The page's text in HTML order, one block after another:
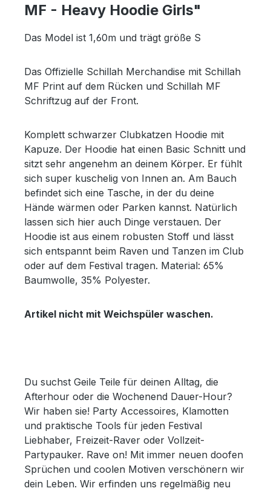
MF - Heavy Hoodie Girls"
Das Model ist 1,60m und trägt größe S
Das Offizielle Schillah Merchandise mit Schillah
MF Print auf dem Rücken und Schillah MF
Schriftzug auf der Front.
Komplett schwarzer Clubkatzen Hoodie mit
Kapuze. Der Hoodie hat einen Basic Schnitt und
sitzt sehr angenehm an deinem Körper. Er fühlt
sich super kuschelig von Innen an. Am Bauch
befindet sich eine Tasche, in der du deine
Hände wärmen oder Parken kannst. Natürlich
lassen sich hier auch Dinge verstauen. Der
Hoodie ist aus einem robusten Stoff und lässt
sich entspannt beim Raven und Tanzen im Club
oder auf dem Festival tragen. Material: 65%
Baumwolle, 35% Polyester.
Artikel nicht mit Weichspüler waschen.
Du suchst Geile Teile für deinen Alltag, die
Afterhour oder die Wochenend Dauer-Hour?
Wir haben sie! Party Accessoires, Klamotten
und praktische Tools für jeden Festival
Liebhaber, Freizeit-Raver oder Vollzeit-
Partypauker. Rave on! Mit immer neuen doofen
Sprüchen und coolen Motiven verschönern wir
dein Leben. Wir erfinden uns regelmäßig neu